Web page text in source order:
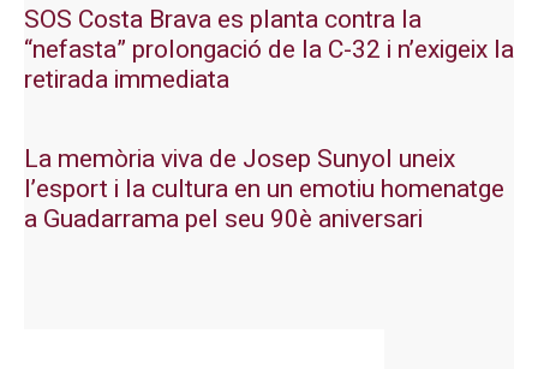
SOS Costa Brava es planta contra la
“nefasta” prolongació de la C-32 i n’exigeix la
retirada immediata
La memòria viva de Josep Sunyol uneix
l’esport i la cultura en un emotiu homenatge
a Guadarrama pel seu 90è aniversari